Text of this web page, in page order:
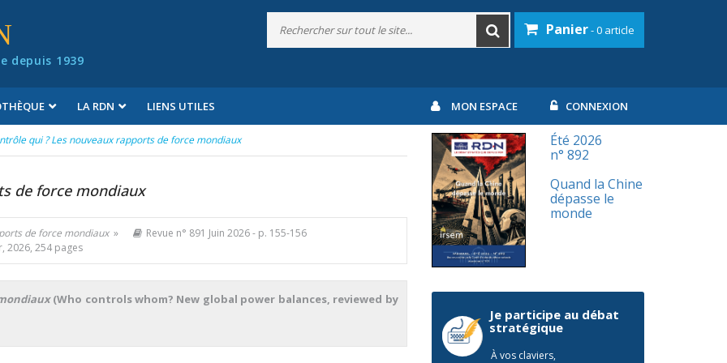
depuis 1939
Panier- 0 article
LA RDN LIENS UTILES MON ESPACE CONNEXION
qui ? Les nouveaux rapports de force mondiaux
de force mondiaux
de force mondiaux» Revue n° 891 Juin 2026- p. 155-156
2026, 254 pages
(Who controls whom? New global power balances, reviewed by
Été 2026
n° 892
Quand la Chine
dépasse le
monde
Je participe au débat
stratégique
À vos claviers,